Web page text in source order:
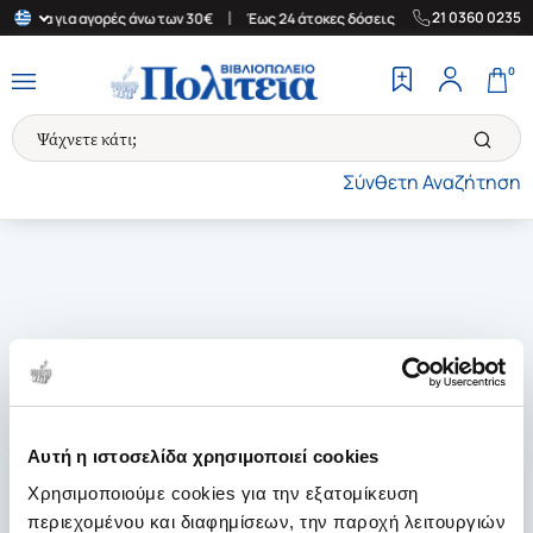
Αυτή η ιστοσελίδα χρησιμοποιεί cookies
Χρησιμοποιούμε cookies για την εξατομίκευση
περιεχομένου και διαφημίσεων, την παροχή λειτουργιών
για αγορές άνω των 30€ Έως 24 άτοκες δόσεις | Δωρεάν
21 0360 0235
Σύνθετη Αναζήτηση
0